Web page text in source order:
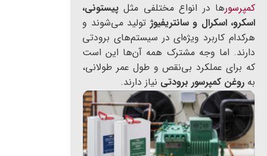
کمپرسورها در انواع مختلفی مثل پیستونی،
اسکرو، اسکرال و سانتریفیوژ تولید می‌شوند و
هرکدام کاربرد ویژه‌ای در سیستم‌های برودتی
دارند. اما وجه مشترک همه آن‌ها این است
که برای عملکرد بی‌نقص و طول عمر طولانی،
به روغن کمپرسور برودتی نیاز دارند.